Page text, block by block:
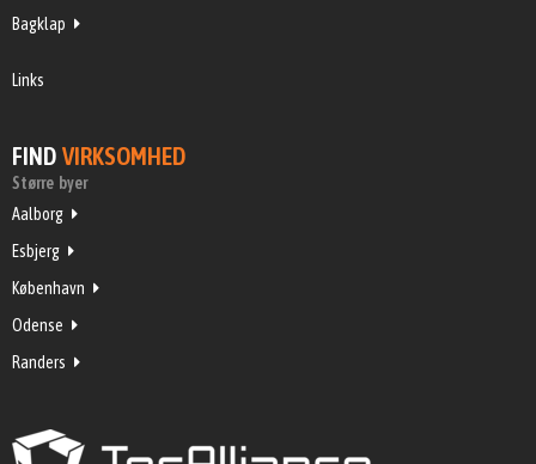
Bagklap
Links
FIND VIRKSOMHED
Større byer
Aalborg
Esbjerg
København
Odense
Randers